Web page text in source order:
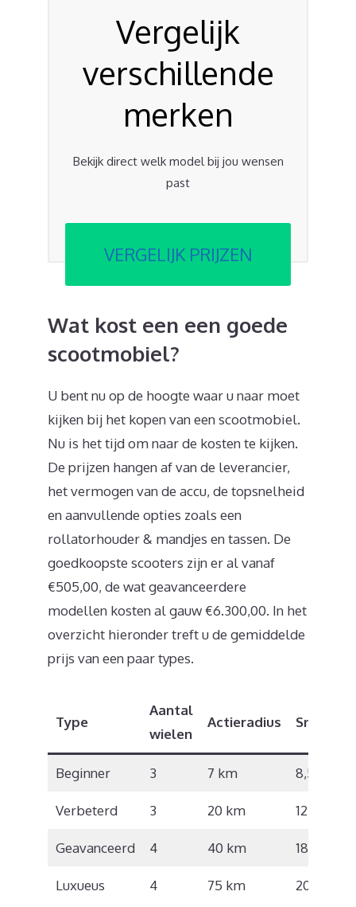
Vergelijk
verschillende
merken
Bekijk direct welk model bij jou wensen
past
VERGELIJK PRIJZEN
Wat kost een een goede
scootmobiel?
U bent nu op de hoogte waar u naar moet
kijken bij het kopen van een scootmobiel.
Nu is het tijd om naar de kosten te kijken.
De prijzen hangen af van de leverancier,
het vermogen van de accu, de topsnelheid
en aanvullende opties zoals een
rollatorhouder & mandjes en tassen. De
goedkoopste scooters zijn er al vanaf
€505,00, de wat geavanceerdere
modellen kosten al gauw €6.300,00. In het
overzicht hieronder treft u de gemiddelde
prijs van een paar types.
Type
Aantal
wielen
Actieradius Snelheid
Beginner 3 7 km 8,5 km/u
Verbeterd 3 20 km 12 km/u
Geavanceerd 4 40 km 18 km/u
Luxueus 4 75 km 20 km/u